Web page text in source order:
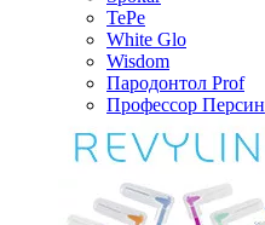
TePe
White Glo
Wisdom
Пародонтол Prof
Профессор Персин